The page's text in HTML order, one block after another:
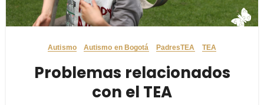
Autismo Autismo en Bogotá PadresTEA TEA
Problemas relacionados
con el TEA